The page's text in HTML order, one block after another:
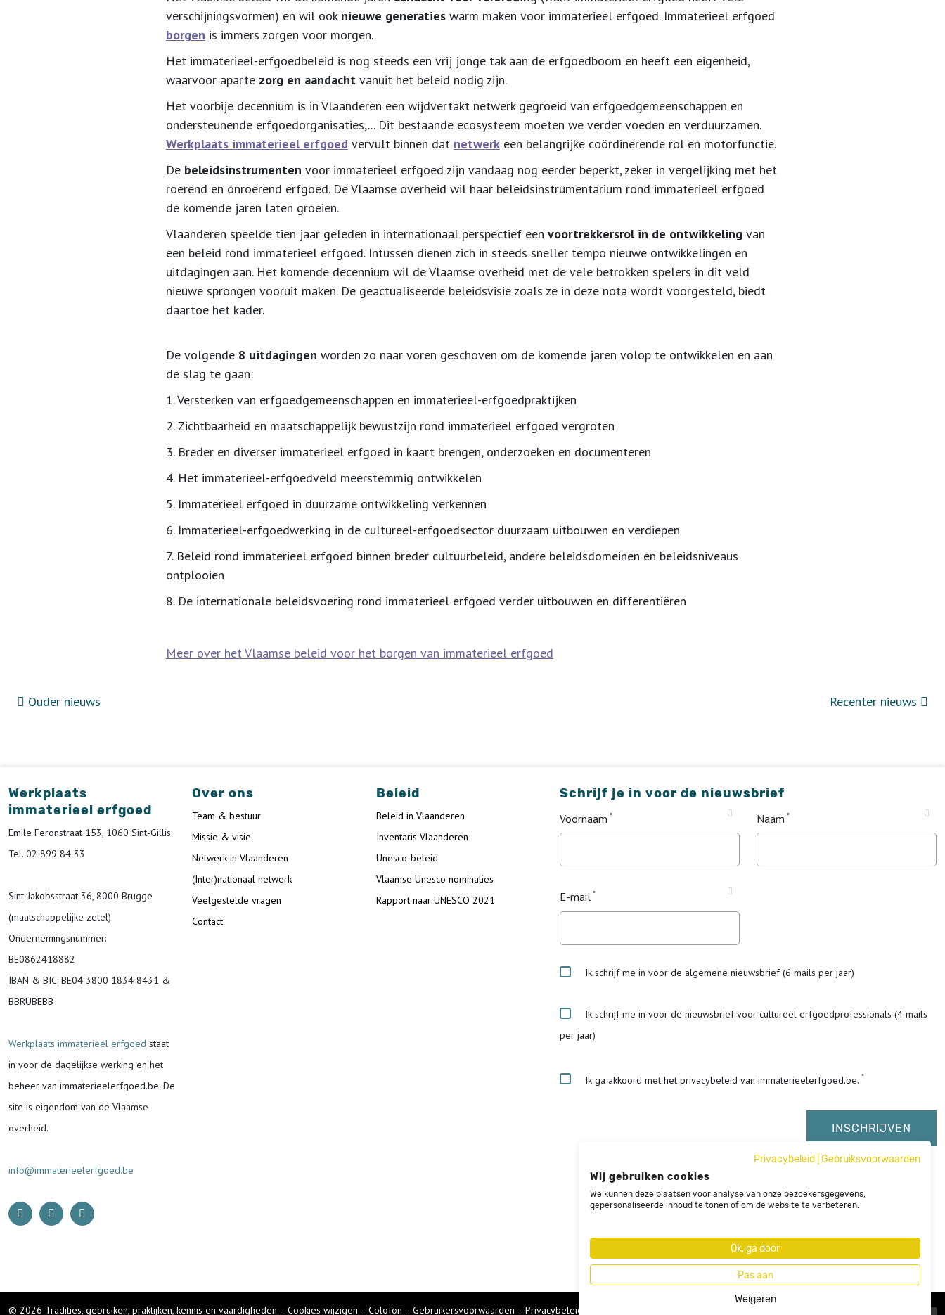
verschijningsvormen) en wil ook nieuwe generaties warm maken voor immaterieel erfgoed. Immaterieel erfgoed
borgen is immers zorgen voor morgen.
Het immaterieel-erfgoedbeleid is nog steeds een vrij jonge tak aan de erfgoedboom en heeft een eigenheid,
waarvoor aparte zorg en aandacht vanuit het beleid nodig zijn.
Het voorbije decennium is in Vlaanderen een wijdvertakt netwerk gegroeid van erfgoedgemeenschappen en
ondersteunende erfgoedorganisaties,... Dit bestaande ecosysteem moeten we verder voeden en verduurzamen.
Werkplaats immaterieel erfgoed vervult binnen dat netwerk een belangrijke coördinerende rol en motorfunctie.
De beleidsinstrumenten voor immaterieel erfgoed zijn vandaag nog eerder beperkt, zeker in vergelijking met het
roerend en onroerend erfgoed. De Vlaamse overheid wil haar beleidsinstrumentarium rond immaterieel erfgoed
de komende jaren laten groeien.
Vlaanderen speelde tien jaar geleden in internationaal perspectief een voortrekkersrol in de ontwikkeling van
een beleid rond immaterieel erfgoed. Intussen dienen zich in steeds sneller tempo nieuwe ontwikkelingen en
uitdagingen aan. Het komende decennium wil de Vlaamse overheid met de vele betrokken spelers in dit veld
nieuwe sprongen vooruit maken. De geactualiseerde beleidsvisie zoals ze in deze nota wordt voorgesteld, biedt
daartoe het kader.
De volgende 8 uitdagingen worden zo naar voren geschoven om de komende jaren volop te ontwikkelen en aan
de slag te gaan:
1.Versterken van erfgoedgemeenschappen en immaterieel-erfgoedpraktijken
2. Zichtbaarheid en maatschappelijk bewustzijn rond immaterieel erfgoed vergroten
3. Breder en diverser immaterieel erfgoed in kaart brengen, onderzoeken en documenteren
4. Het immaterieel-erfgoedveld meerstemmig ontwikkelen
5. Immaterieel erfgoed in duurzame ontwikkeling verkennen
6. Immaterieel-erfgoedwerking in de cultureel-erfgoedsector duurzaam uitbouwen en verdiepen
7. Beleid rond immaterieel erfgoed binnen breder cultuurbeleid, andere beleidsdomeinen en beleidsniveaus
ontplooien
8. De internationale beleidsvoering rond immaterieel erfgoed verder uitbouwen en differentiëren
Meer over het Vlaamse beleid voor het borgen van immaterieel erfgoed
Ouder nieuws Recenter nieuws
Werkplaats
immaterieel erfgoed
Emile Feronstraat 153, 1060 Sint-Gillis
Tel. 02 899 84 33
Sint-Jakobsstraat 36, 8000 Brugge
(maatschappelijke zetel)
Ondernemingsnummer:
BE0862418882
IBAN & BIC: BE04 3800 1834 8431 &
BBRUBEBB
Werkplaats immaterieel erfgoed staat
in voor de dagelijkse werking en het
beheer van immaterieelerfgoed.be. De
site is eigendom van de Vlaamse
overheid.
info@immaterieelerfgoed.be
Over ons
Team & bestuur
Missie & visie
Netwerk in Vlaanderen
(Inter)nationaal netwerk
Veelgestelde vragen
Contact
Beleid
Beleid in Vlaanderen
Inventaris Vlaanderen
Unesco-beleid
Vlaamse Unesco nominaties
Rapport naar UNESCO 2021
Schrijf je in voor de nieuwsbrief
Voornaam Naam
E-mail
Ik schrijf me in voor de algemene nieuwsbrief (6 mails per jaar)
Ik schrijf me in voor de nieuwsbrief voor cultureel erfgoedprofessionals (4 mails
per jaar)
Ik ga akkoord met het privacybeleid van immaterieelerfgoed.be.
© 2026 Tradities, gebruiken, praktijken, kennis en vaardigheden - Cookies wijzigen - Colofon Gebruikersvoorwaarden Privacybeleid
Privacybeleid
Gebruiksvoorwaarden
Wij gebruiken cookies
We kunnen deze plaatsen voor analyse van onze bezoekersgegevens,
gepersonaliseerde inhoud te tonen of om de website te verbeteren.
Ok, ga door
Pas aan
Weigeren